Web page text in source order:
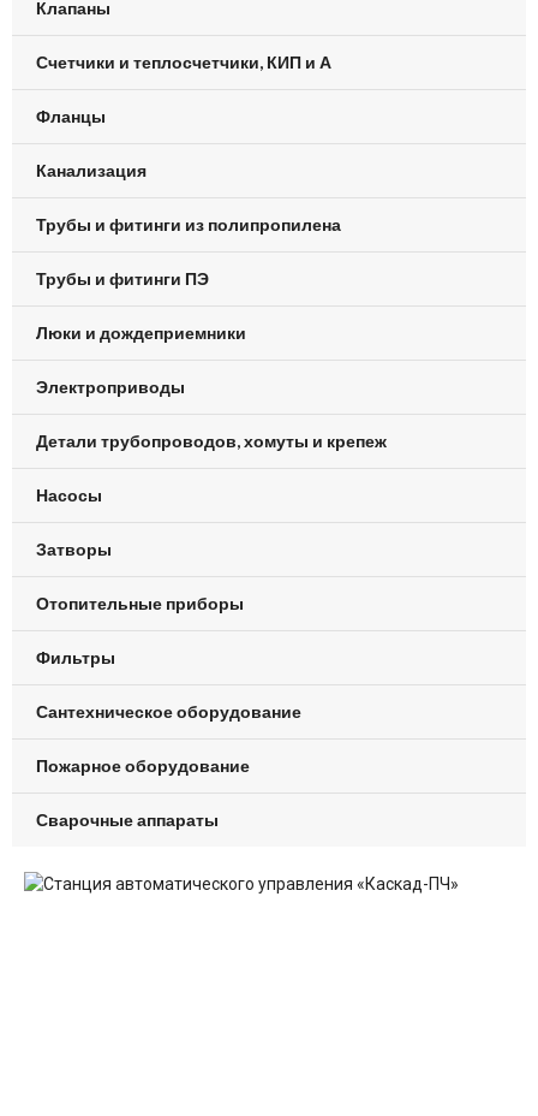
Клапаны
Счетчики и теплосчетчики, КИП и А
Фланцы
Канализация
Трубы и фитинги из полипропилена
Трубы и фитинги ПЭ
Люки и дождеприемники
Электроприводы
Детали трубопроводов, хомуты и крепеж
Насосы
Затворы
Отопительные приборы
Фильтры
Сантехническое оборудование
Пожарное оборудование
Сварочные аппараты